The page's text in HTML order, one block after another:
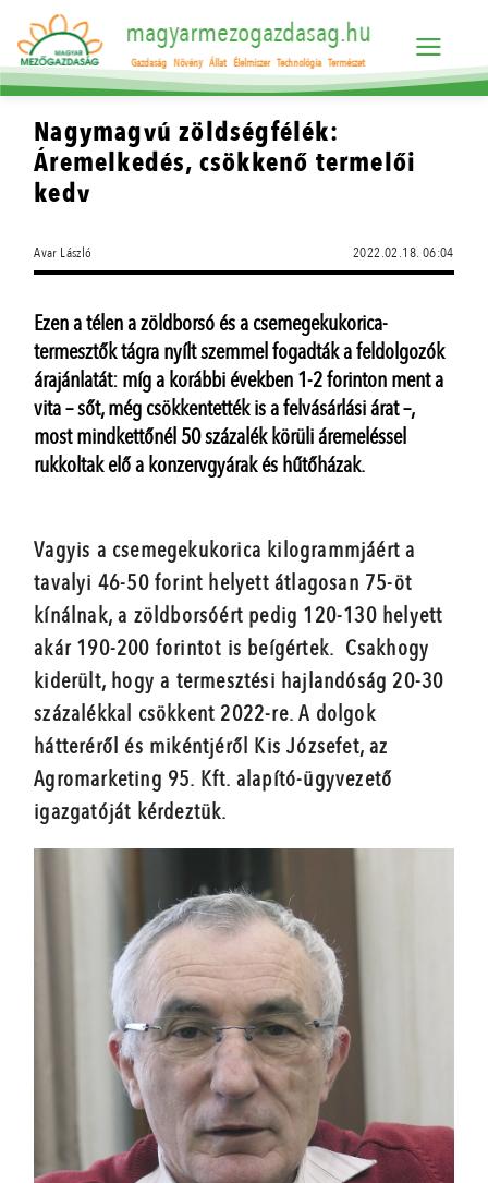
magyarmezogazdasag.hu
Gazdaság Növény Állat Élelmiszer Technológia Természet
Nagymagvú zöldségfélék:
Áremelkedés, csökkenő termelői
kedv
Avar László 2022.02.18. 06:04
Ezen a télen a zöldborsó és a csemegekukorica-
termesztők tágra nyílt szemmel fogadták a feldolgozók
árajánlatát: míg a korábbi években 1-2 forinton ment a
vita – sőt, még csökkentették is a felvásárlási árat –,
most mindkettőnél 50 százalék körüli áremeléssel
rukkoltak elő a konzervgyárak és hűtőházak.
Vagyis a csemegekukorica kilogrammjáért a
tavalyi 46-50 forint helyett átlagosan 75-öt
kínálnak, a zöldborsóért pedig 120-130 helyett
akár 190-200 forintot is beígértek. Csakhogy
kiderült, hogy a termesztési hajlandóság 20-30
százalékkal csökkent 2022-re. A dolgok
hátteréről és mikéntjéről Kis Józsefet, az
Agromarketing 95. Kft. alapító-ügyvezető
igazgatóját kérdeztük.